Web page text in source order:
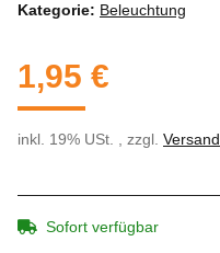
Kategorie: Beleuchtung
1,95 €
inkl. 19% USt. , zzgl. Versand
Sofort verfügbar